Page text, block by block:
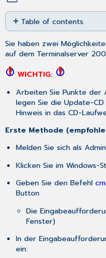
Save
as
PDF
Table of contents
No
headers
Sie haben zwei
auf dem Terminalserver
WICHTIG:
Arbeiten Sie Punkte der
legen Sie die Update-CD
Hinweis in das CD-
Erste Methode
Melden Sie sich als
Klicken Sie im Windows-
Geben Sie den Befehl
Button
Die
Fenster)
In der
ein: